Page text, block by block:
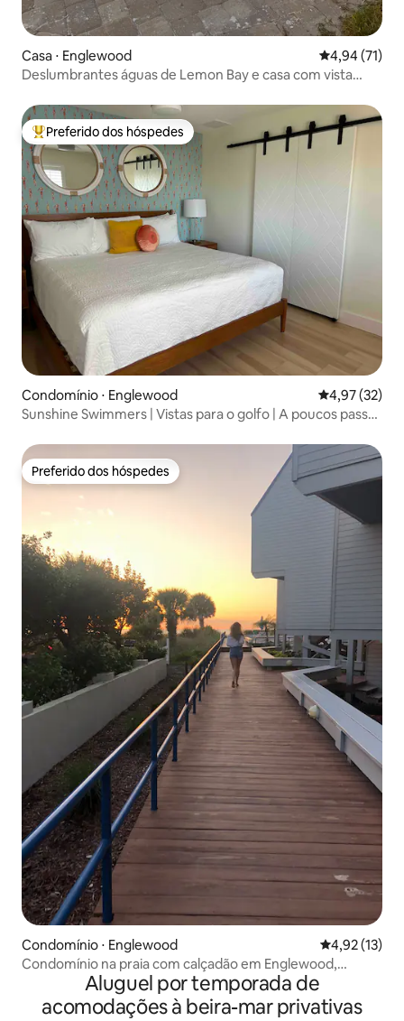
Casa ⋅ Englewood 4,94 de uma
4,94 (71)
Deslumbrantes águas de Lemon Bay e casa com vista
Entre os melhores preferidos dos hóspedes
Preferido dos hóspedes
Condomínio ⋅ Englewood 4,97 de uma
4,97 (32)
Sunshine Swimmers | Vistas para o golfo | A poucos passos
Preferido dos hóspedes
Preferido dos hóspedes
Condomínio ⋅ Englewood 4,92 de uma
4,92 (13)
Condomínio na praia com calçadão em Englewood,
Manasota Beach, Flórida
Aluguel por temporada de
acomodações à beira-mar privativas